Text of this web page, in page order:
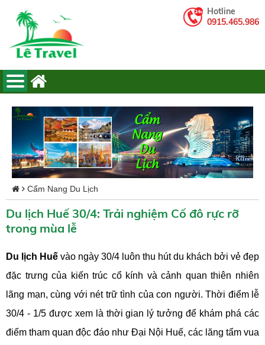
Hotline
0915.465.986
Cẩm Nang Du Lịch
Du lịch Huế 30/4: Trải nghiệm Cố đô rực rỡ
trong mùa lễ
Du lịch Huế vào ngày 30/4 luôn thu hút du khách bởi vẻ đẹp
đặc trưng của kiến trúc cổ kính và cảnh quan thiên nhiên
lãng mạn, cùng với nét trữ tình của con người. Thời điểm lễ
30/4 - 1/5 được xem là thời gian lý tưởng để khám phá các
điểm tham quan độc đáo như Đại Nội Huế, các lăng tẩm vua